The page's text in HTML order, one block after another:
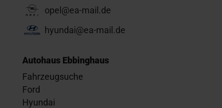
opel@ea-mail.de
hyundai@ea-mail.de
Autohaus Ebbinghaus
Fahrzeugsuche
Ford
Hyundai